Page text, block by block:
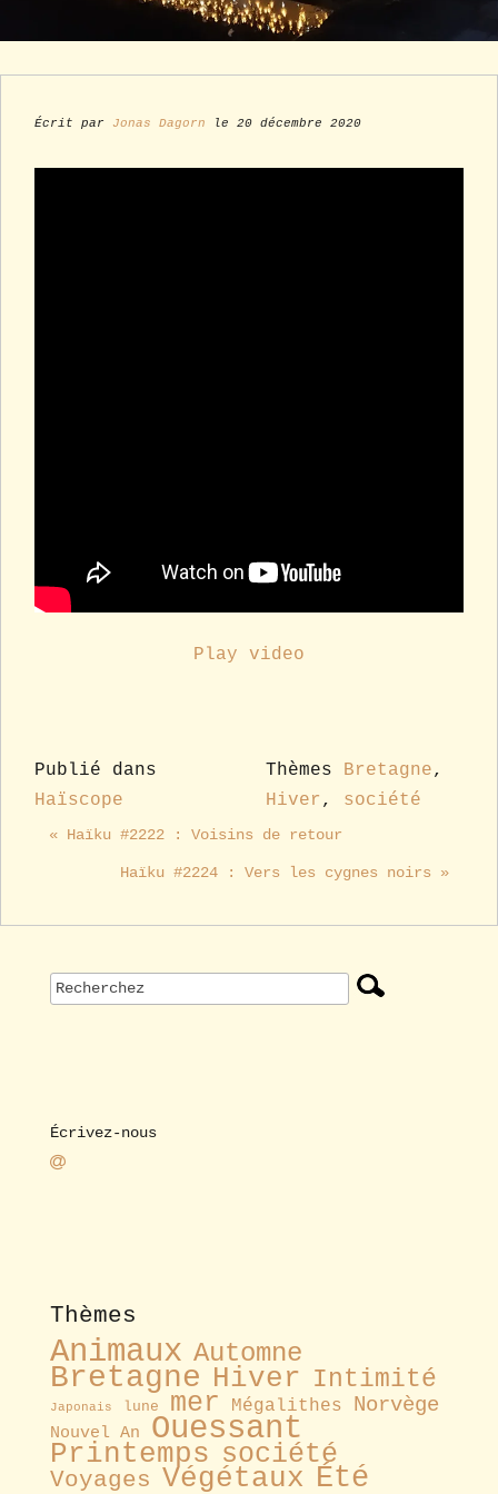
Écrit par Jonas Dagorn le 20 décembre 2020
Play video
Publié dans
Haïscope
Thèmes Bretagne,
Hiver , société
« Haïku #2222 : Voisins de retour
Haïku #2224 : Vers les cygnes noirs »
Écrivez-nous
Thèmes
Animaux Automne
Bretagne Hiver Intimité
Japonais lune mer Mégalithes Norvège
Nouvel An Ouessant
Printemps société
Voyages Végétaux Été